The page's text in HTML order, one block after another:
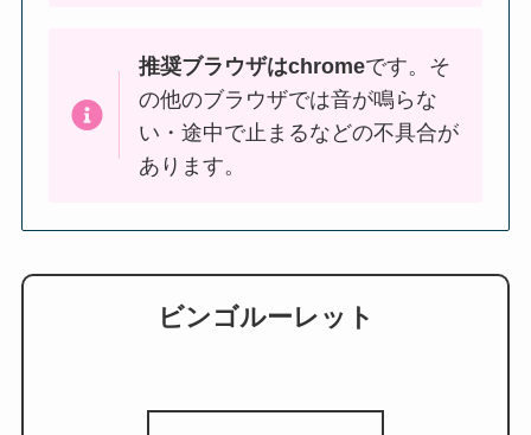
推奨ブラウザはchromeです。そ
の他のブラウザでは音が鳴らな
い・途中で止まるなどの不具合が
あります。
ビンゴルーレット